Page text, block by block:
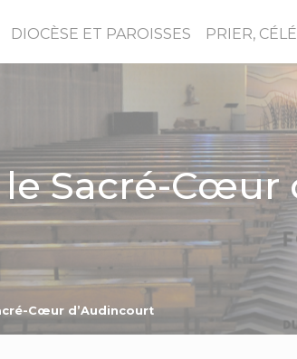
DIOCÈSE ET PAROISSES PRIER,
Sacré-Cœur
Cœur d’Audincourt